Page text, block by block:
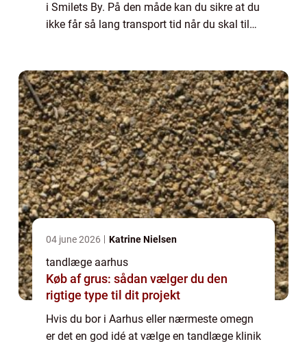
i Smilets By. På den måde kan du sikre at du
ikke får så lang transport tid når du skal til
04 june 2026 Katrine Nielsen
tandlæge aarhus
Køb af grus: sådan vælger du den
rigtige type til dit projekt
Hvis du bor i Aarhus eller nærmeste omegn
er det en god idé at vælge en tandlæge klinik